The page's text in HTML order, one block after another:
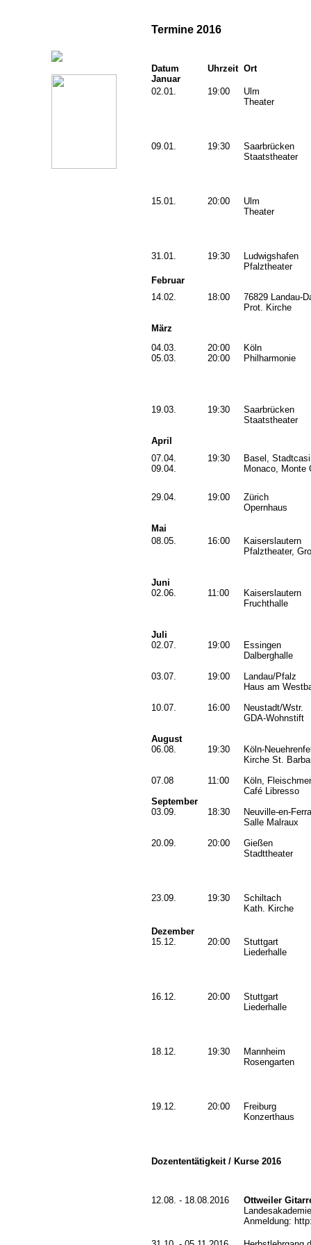
Termine 2016
Datum Uhrzeit Ort
Januar
02.01.
19:00
Ulm
Theater
09.01. 19:30
Saarbrücken
Staatstheater
15.01. 20:00
Ulm
Theater
31.01. 19:30
Ludwigshafen
Pfalztheater
Februar
14.02.
18:00
76829 Landau-
Prot. Kirche
März
04.03.
05.03.
20:00
20:00
Köln
Philharmonie
19.03. 19:30
Saarbrücken
Staatstheater
April
07.04.
09.04.
19:30
Basel,
Monaco, Monte
29.04. 19:00
Zürich
Opernhaus
Mai
08.05.
16:00
Kaiserslautern
Pfalztheater,
Juni
02.06.
11:00
Kaiserslautern
Fruchthalle
Juli
02.07.
19:00
Essingen
Dalberghalle
03.07.
19:00
Landau/Pfalz
Haus am
10.07.
16:00
Neustadt/Wstr.
GDA-Wohnstift
August
06.08.
19:30
Köln-
Kirche St.
07.08
11:00
Köln,
Café Libresso
September
03.09.
18:30
Neuville-en-
Salle Malraux
20.09.
20:00
Gießen
Stadttheater
23.09. 19:30
Schiltach
Kath. Kirche
Dezember
15.12.
20:00
Stuttgart
Liederhalle
16.12. 20:00
Stuttgart
Liederhalle
18.12. 19:30
Mannheim
Rosengarten
19.12. 20:00
Freiburg
Konzerthaus
Dozententätigkeit / Kurse 2016
12.08. - 18.08.2016
Ottweiler
Anmeldung: